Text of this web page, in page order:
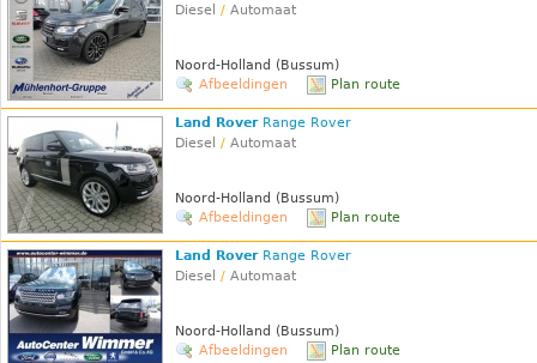
Diesel
/ Automaat
Noord-Holland (Bussum)
Afbeeldingen
Plan route
Land Rover Range Rover
Diesel
/ Automaat
Noord-Holland (Bussum)
Afbeeldingen
Plan route
Land Rover Range Rover
Diesel
/ Automaat
Noord-Holland (Bussum)
Afbeeldingen
Plan route